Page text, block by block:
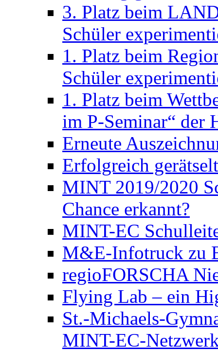
3. Platz beim
Schüler
1. Platz beim
Schüler
1. Platz beim
im P-Seminar“ der
Erneute
Erfolgreich gerätselt
MINT 2019/2020
Chance erkannt?
MINT-EC
M&E-Infotruck zu
regioFORSCHA
Flying Lab – ein
St.-Michaels-
MINT-EC-